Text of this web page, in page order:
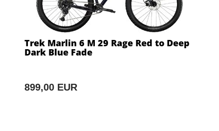
Trek Marlin 6 M 29 Rage Red to Deep
Dark Blue Fade
899,00 EUR